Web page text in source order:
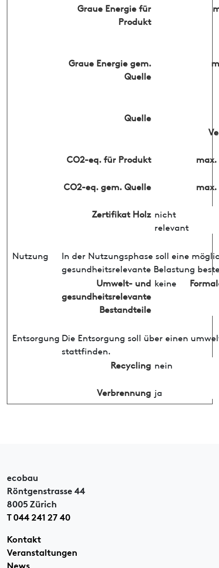
Graue Energie für
Produkt
Graue Energie gem.
Quelle
Quelle
CO2-eq. für Produkt
CO2-eq. gem. Quelle
Zertifikat Holz nicht
relevant
Nutzung
In der Nutzungsphase soll eine
gesundheitsrelevante Belastung
Umwelt- und
gesundheitsrelevante
Bestandteile
keine
Entsorgung Die Entsorgung soll über einen
stattfinden.
Recycling nein
Verbrennung ja
ecobau
Röntgenstrasse 44
8005 Zürich
T 044 241 27 40
Kontakt
Veranstaltungen
News